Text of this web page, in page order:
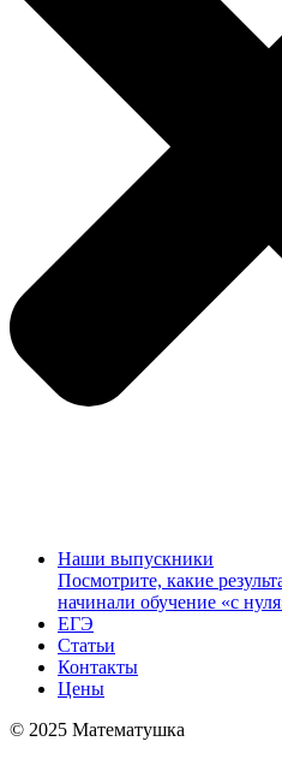
Наши выпускники
Посмотрите, какие
начинали обучение «с
ЕГЭ
Статьи
Контакты
Цены
© 2025 Математушка